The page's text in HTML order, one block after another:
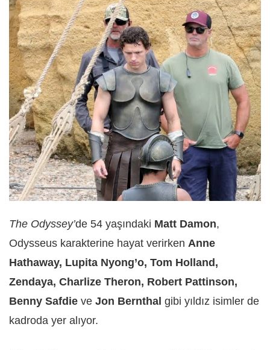
The Odyssey’de 54 yaşındaki Matt Damon,
Odysseus karakterine hayat verirken Anne
Hathaway, Lupita Nyong’o, Tom Holland,
Zendaya, Charlize Theron, Robert Pattinson,
Benny Safdie ve Jon Bernthal gibi yıldız isimler de
kadroda yer alıyor.